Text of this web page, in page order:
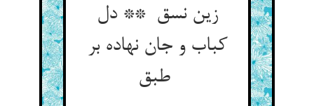
زین نسق ** دل
کباب و جان نهاده بر